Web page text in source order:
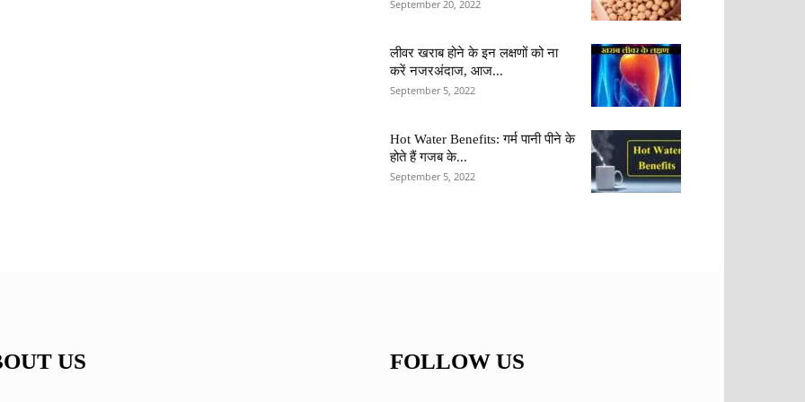
September 20, 2022
लीवर खराब होने के इन लक्षणों को ना
करें नजरअंदाज, आज...
September 5, 2022
Hot Water Benefits: गर्म पानी पीने के
होते हैं गजब के...
September 5, 2022
US FOLLOW US